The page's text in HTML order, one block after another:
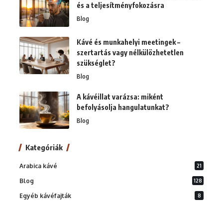
és a teljesítményfokozásra
Blog
Kávé és munkahelyi meetingek –
szertartás vagy nélkülözhetetlen
szükséglet?
Blog
A kávéillat varázsa: miként
befolyásolja hangulatunkat?
Blog
Kategóriák
Arabica kávé 21
Blog 128
Egyéb kávéfajták 8